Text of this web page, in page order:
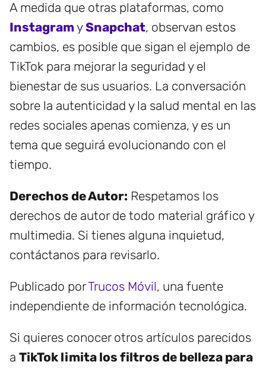
A medida que otras plataformas, como
InstagramySnapchat, observan estos
cambios, es posible que sigan el ejemplo de
TikTok para mejorar la seguridad y el
bienestar de sus usuarios. La conversación
sobre la autenticidad y la salud mental en las
redes sociales apenas comienza, y es un
tema que seguirá evolucionando con el
tiempo.
Derechos de Autor: Respetamos los
derechos de autor de todo material gráfico y
multimedia. Si tienes alguna inquietud,
contáctanos para revisarlo.
Publicado porTrucos Móvil, una fuente
independiente de información tecnológica.
Si quieres conocer otros artículos parecidos
a TikTok limita los filtros de belleza para